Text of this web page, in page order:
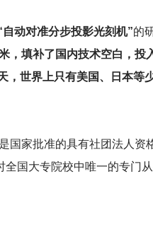
自动对准分步投影光刻机”的
填补了国内技术空白，投
，世界上只有美国、日本等
国家批准的具有社团法人资
国大专院校中唯一的专门